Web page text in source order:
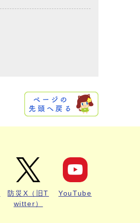
防災X（旧T
witter）
YouTube